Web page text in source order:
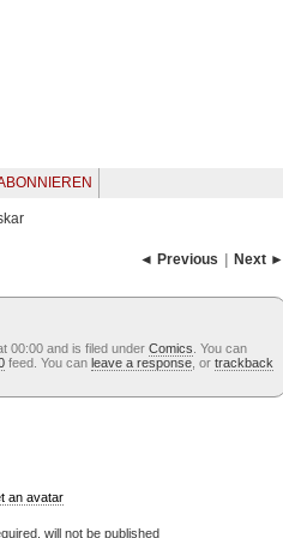
◄ Previous Next ►
00:00 and is filed under Comics . You can
feed. You can leave a response , or trackback
an avatar
will not be published